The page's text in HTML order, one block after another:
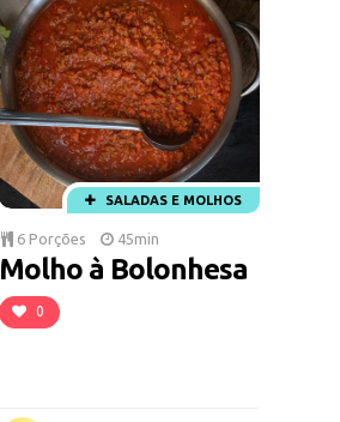
SALADAS E MOLHOS
6 Porções 45min
Molho à Bolonhesa
0